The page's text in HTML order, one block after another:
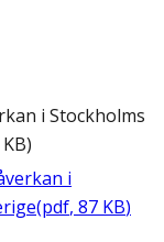
i Stockholms
KB)
i
(pdf, 87 KB)